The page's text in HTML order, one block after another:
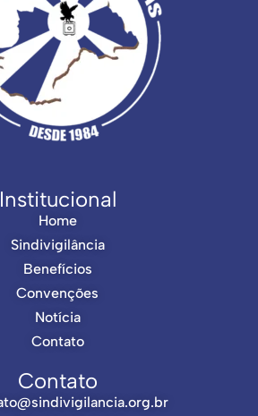
Institucional
Home
Sindivigilância
Benefícios
Convenções
Notícia
Contato
Contato